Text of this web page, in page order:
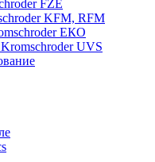
FZE
KFM, RFM
ЕКО
UVS